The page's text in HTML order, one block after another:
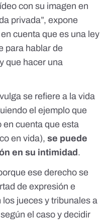
con su imagen en
privada”, expone
cuenta que es una ley
para hablar de
que hacer una
se refiere a la vida
el ejemplo que
en cuenta que esta
en vida), se puede
en su intimidad.
ese derecho se
de expresión e
jueces y tribunales a
el caso y decidir